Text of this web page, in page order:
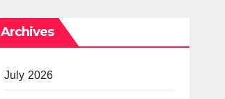
Archives
July 2026